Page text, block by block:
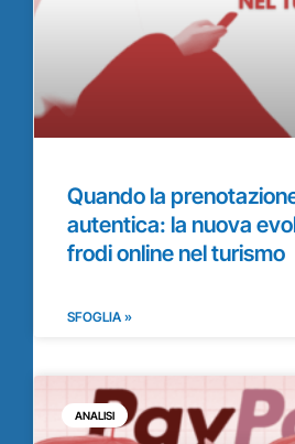
Quando la
autentica: la nuova
frodi online nel turismo
SFOGLIA »
ANALISI